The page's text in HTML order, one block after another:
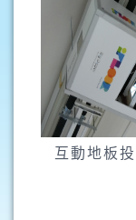
互動地板